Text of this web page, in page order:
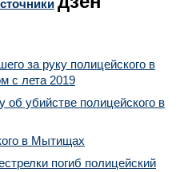
за руку полицейского в
с лета 2019
об убийстве полицейского в
в Мытищах
погиб полицейский